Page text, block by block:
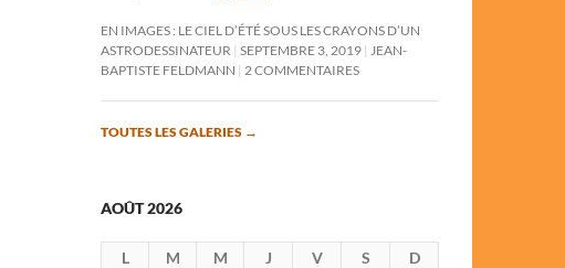
EN IMAGES : LE CIEL D’ÉTÉ SOUS LES CRAYONS D’UN
ASTRODESSINATEUR SEPTEMBRE 3, 2019
JEAN-
BAPTISTE FELDMANN
2 COMMENTAIRES
TOUTES LES GALERIES →
AOÛT 2026
L M M J V S
D